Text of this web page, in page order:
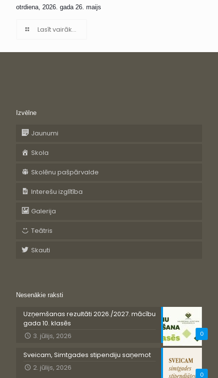
otrdiena, 2026. gada 26. maijs
Lasīt vairāk...
Izvēlne
Jaunumi
Skola
Skolēnu pašpārvalde
Interešu izglītība
Galerija
Teātris
Skauti
Nesenākie raksti
0
Uzņemšanas rezultāti 2026./2027. mācību
gada 10. klasēs
3. jūlijs, 2026
0
Sveicam, Simtgades stipendiju saņemot
2. jūlijs, 2026